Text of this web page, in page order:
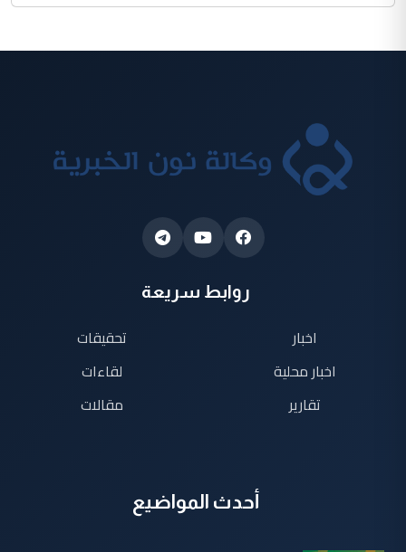
روابط سريعة
اخبار
اخبار محلية
تقارير
تحقيقات
لقاءات
مقالات
أحدث المواضيع